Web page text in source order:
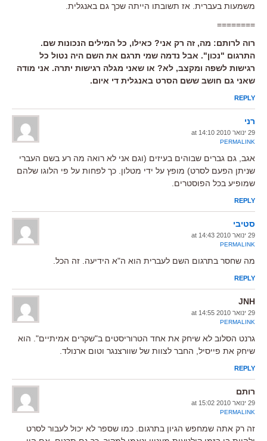
משמעות בעברית. אז תשובתו הייתה שכך גם באנגלית.
========
רוה לרותם: מה, זה רק אני? כאילו, כל המילים הנכונות שם.
התרגום "נכון". אבל נדמה שמי תרגם את השם היה נטול כל
רגישות לשפה ומקצב, לא? או שאני מגלה רגישות יתרה. אני מודה
שאני גם חושב ששם הסרט באנגלית די איום.
REPLY
רני
29 ינואר 2010 at 14:10
PERMALINK
אגב, גם גברים שבוהים בעיזים (וגם אני לא רואה מה רע בשם העברי
שניתן הפעם לסרט) מופץ על ידי מטלון. כך לפחות על פי הלוגו שלהם
שמופיע בכל הפוסטרים.
REPLY
סטיבי
29 ינואר 2010 at 14:43
PERMALINK
מה שחסר בתרגום השם לעברית הוא ה"א הידיעה. זה הכל.
REPLY
JNH
29 ינואר 2010 at 14:55
PERMALINK
גרנט הסלוב לא שיחק את אחד הטרוריסטים ב"שקרים אמיתיים". הוא
שיחק את פייסיל, החבר לצוות של שוורצנגר וטום ארנולד.
REPLY
רותם
29 ינואר 2010 at 15:02
PERMALINK
זה רק אתה שמחפש הגיון בתרגום. כמו שספר לא יכול לעבור לסרט